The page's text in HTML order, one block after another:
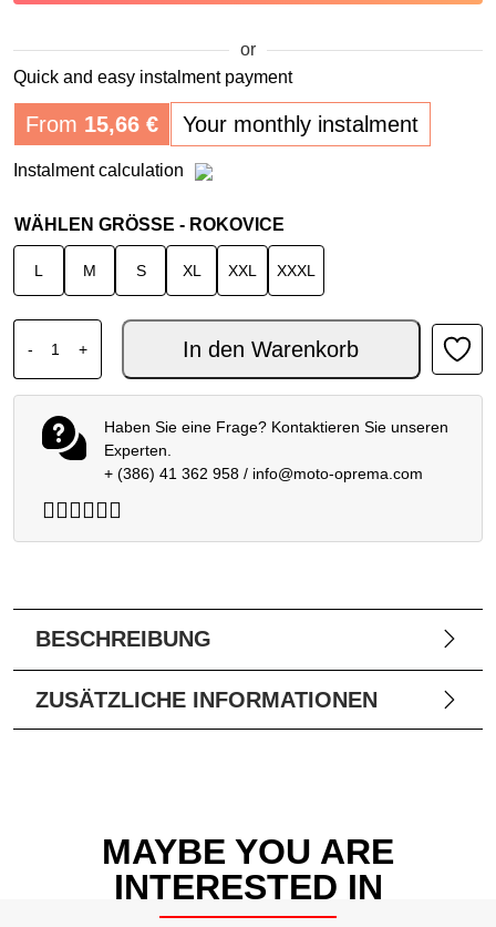
or
Quick and easy instalment payment
From 15,66 € Your monthly instalment
Instalment calculation
WÄHLEN GRÖSSE - ROKOVICE
L M S XL XXL XXXL
-
ALPINESTARS SP-R PRO HANDSCHUHE SCHWARZ BR
+ In den Warenkorb
Haben Sie eine Frage? Kontaktieren Sie unseren
Experten.
+ (386) 41 362 958/ info@moto-oprema.com
BESCHREIBUNG
ZUSÄTZLICHE INFORMATIONEN
MAYBE YOU ARE
INTERESTED IN